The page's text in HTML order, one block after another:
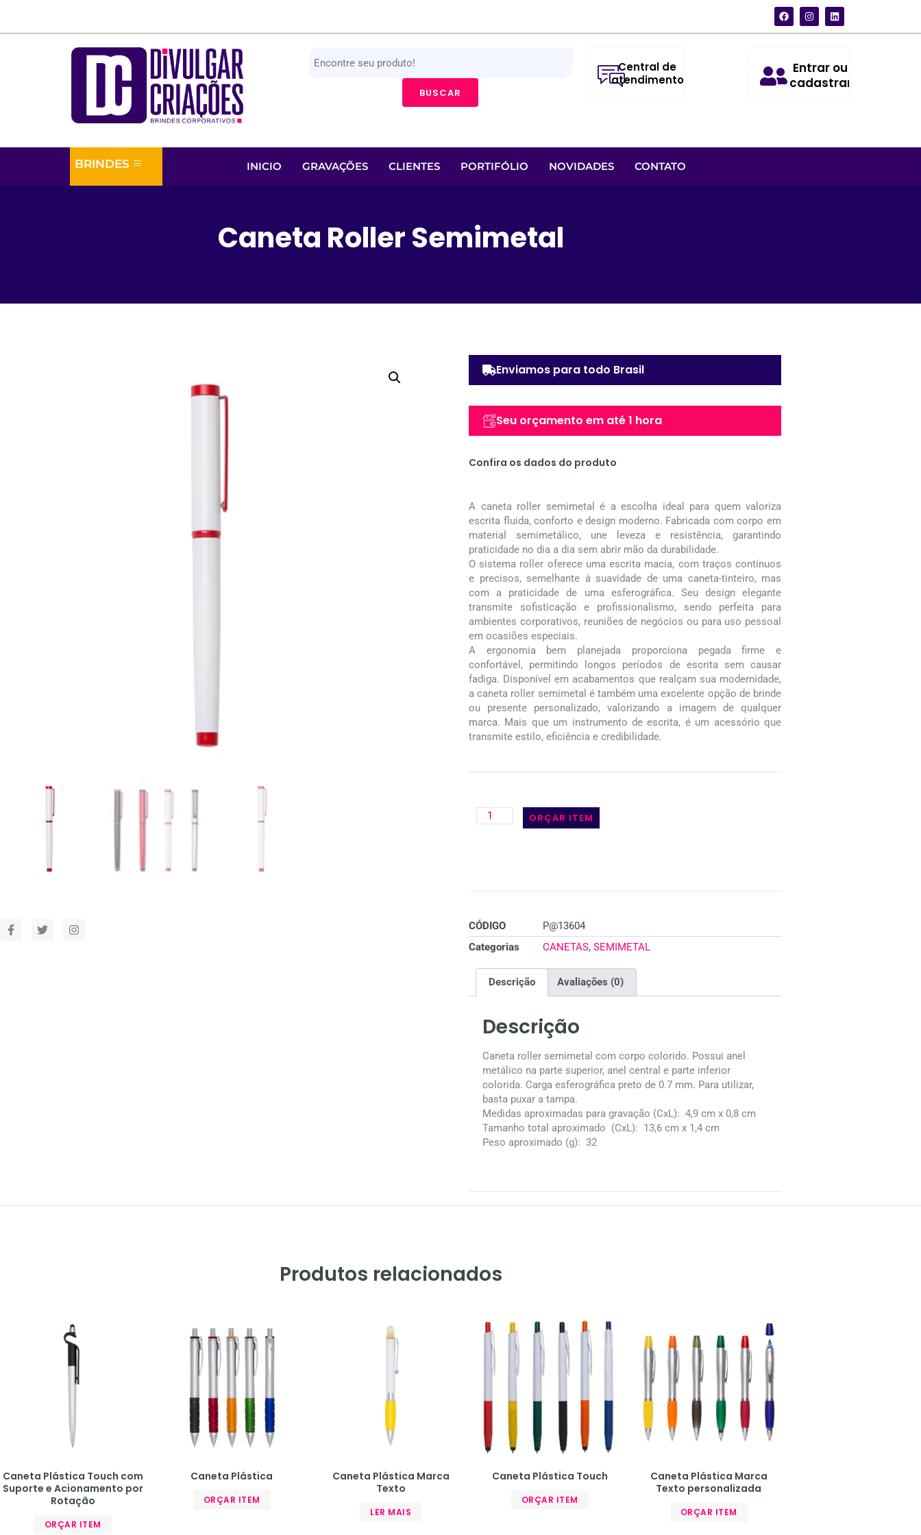
BUSCAR
Central de
atendimento
Entrar ou
cadastrar
BRINDES INICIO GRAVAÇÕES CLIENTES PORTIFÓLIO NOVIDADES CONTATO
Caneta Roller Semimetal
Enviamos para todo Brasil
Seu orçamento em até 1 hora
Confira os dados do produto
A caneta roller semimetal é a escolha ideal para quem valoriza
escrita fluida, conforto e design moderno. Fabricada com corpo em
material semimetálico, une leveza e resistência, garantindo
praticidade no dia a dia sem abrir mão da durabilidade.
O sistema roller oferece uma escrita macia, com traços contínuos
e precisos, semelhante à suavidade de uma caneta-tinteiro, mas
com a praticidade de uma esferográfica. Seu design elegante
transmite sofisticação e profissionalismo, sendo perfeita para
ambientes corporativos, reuniões de negócios ou para uso pessoal
em ocasiões especiais.
A ergonomia bem planejada proporciona pegada firme e
confortável, permitindo longos períodos de escrita sem causar
fadiga. Disponível em acabamentos que realçam sua modernidade,
a caneta roller semimetal é também uma excelente opção de brinde
ou presente personalizado, valorizando a imagem de qualquer
marca. Mais que um instrumento de escrita, é um acessório que
transmite estilo, eficiência e credibilidade.
ORÇAR ITEM
CÓDIGO
P@13604
Categorias
CANETAS, SEMIMETAL
Descrição Avaliações (0)
Descrição
Caneta roller semimetal com corpo colorido. Possui anel
metálico na parte superior, anel central e parte inferior
colorida. Carga esferográfica preto de 0.7 mm. Para utilizar,
basta puxar a tampa.
Medidas aproximadas para gravação (CxL): 4,9 cm x 0,8 cm
Tamanho total aproximado (CxL): 13,6 cm x 1,4 cm
Peso aproximado (g): 32
Produtos relacionados
Caneta Plástica Touch com
Suporte e Acionamento por
Rotação
ORÇAR ITEM
Caneta Plástica
ORÇAR ITEM
Caneta Plástica Marca
Texto
LER MAIS
Caneta Plástica Touch
ORÇAR ITEM
Caneta Plástica Marca
Texto personalizada
ORÇAR ITEM